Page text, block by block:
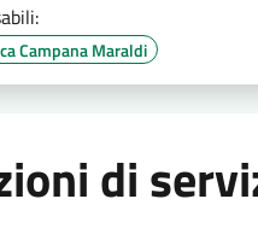
Campana Maraldi
di